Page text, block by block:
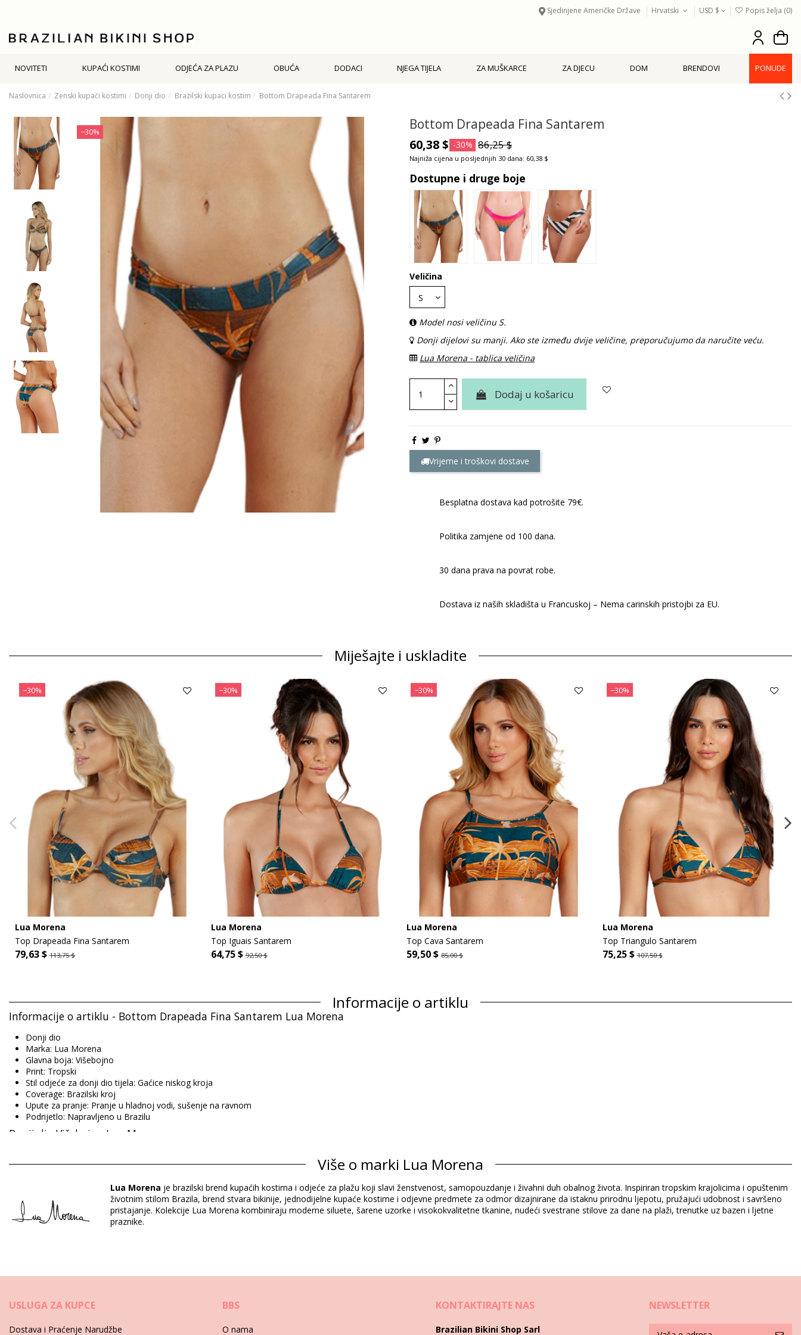
Sjedinjene Američke Države Hrvatski USD $ Popis želja (0)
NOVITETI KUPAĆI KOSTIMI ODJEĆA ZA PLAZU OBUĆA DODACI NJEGA TIJELA ZA MUŠKARCE ZA DJECU DOM BRENDOVI PONUDE
Naslovnica Zenski kupaći kostimi Donji dio Brazilski kupaci kostim Bottom Drapeada Fina Santarem
−30% Bottom Drapeada Fina Santarem
60,38 $ -30% 86,25 $
Najniža cijena u posljednjih 30 dana: 60,38 $
Dostupne i druge boje
Veličina
Model nosi veličinu S.
Donji dijelovi su manji. Ako ste između dvije veličine, preporučujumo da naručite veću.
Lua Morena - tablica veličina
Dodaj u košaricu
Vrijeme i troškovi dostave
Besplatna dostava kad potrošite 79€.
Politika zamjene od 100 dana.
30 dana prava na povrat robe.
Dostava iz naših skladišta u Francuskoj – Nema carinskih pristojbi za EU.
Miješajte i uskladite
−30%
Lua Morena
Top Drapeada Fina Santarem
79,63 $ 113,75 $
−30%
Lua Morena
Top Iguais Santarem
64,75 $92,50 $
−30%
Lua Morena
Top Cava Santarem
59,50 $ 85,00 $
−30%
Lua Morena
Top Triangulo Santarem
75,25 $107,50 $
Informacije o artiklu
Informacije o artiklu - Bottom Drapeada Fina Santarem Lua Morena
Donji dio
Marka: Lua Morena
Glavna boja: Višebojno
Print: Tropski
Stil odjeće za donji dio tijela: Gaćice niskog kroja
Coverage: Brazilski kroj
Upute za pranje: Pranje u hladnoj vodi, sušenje na ravnom
Podrijetlo: Napravljeno u Brazilu
Donji dio Višebojno Lua Morena
Podstava: 88% Polyamide, 12% Elastane
Informacije o proizvodu
Odjel: Za žene, Donji dio
Pakiranje uključuje: 1 x Donji dio (Drugi pribor koji nije uključen)
Referenca dobavljača: 20551035
Retuširane fotografije
Upute za pranje i njegu
Više o marki Lua Morena
Lua Morena je brazilski brend kupaćih kostima i odjeće za plažu koji slavi ženstvenost, samopouzdanje i živahni duh obalnog života. Inspiriran tropskim krajolicima i opuštenim
životnim stilom Brazila, brend stvara bikinije, jednodijelne kupaće kostime i odjevne predmete za odmor dizajnirane da istaknu prirodnu ljepotu, pružajući udobnost i savršeno
pristajanje. Kolekcije Lua Morena kombiniraju moderne siluete, šarene uzorke i visokokvalitetne tkanine, nudeći svestrane stilove za dane na plaži, trenutke uz bazen i ljetne
praznike.
USLUGA ZA KUPCE
Dostava i Praćenje Narudžbe
BBS
O nama
KONTAKTIRAJTE NAS
Brazilian Bikini Shop Sarl
NEWSLETTER